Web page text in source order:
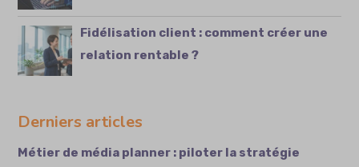
Fidélisation client : comment créer une
relation rentable ?
Derniers articles
Métier de média planner : piloter la stratégie